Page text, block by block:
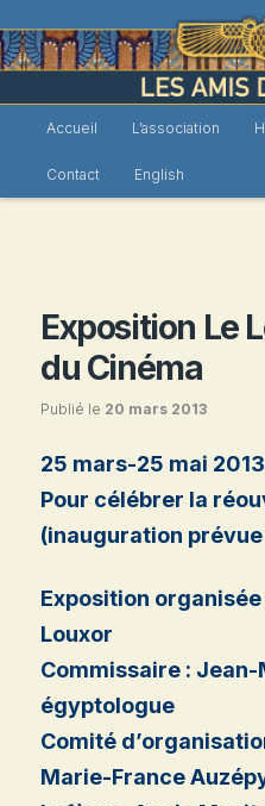
Les Amis du
Aller
au
Accueil L’association
Contact English
Exposition Le
du Cinéma
Publié le 20 mars 2013
25 mars-25 mai 2013
Pour célébrer la
(inauguration prévue
Exposition organisée
Louxor
Commissaire : Jean-
égyptologue
Comité
Marie-France